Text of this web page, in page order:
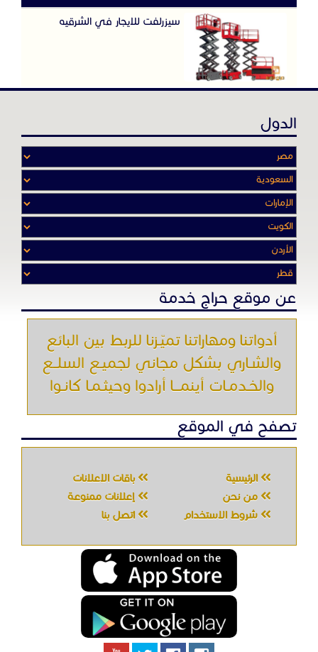
سيزرلفت للايجار في الشرقيه
الدول
عن موقع حراج خدمة
أدواتنا ومهاراتنا تميّـزنا للربط بين البائع
والشـاري بشكل مجاني لجميـع السلــع
والخـدمـات أينمـــا أرادوا وحيثـمـا كانـوا
تصفح في الموقع
الرئيسية
باقات الإعلانات
من نحن
إعلانات ممنوعة
شروط الاستخدام
اتصل بنا